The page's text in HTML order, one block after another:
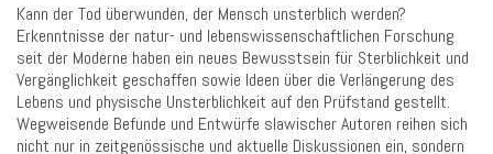
Kann der Tod überwunden, der Mensch unsterblich werden?
Erkenntnisse der natur- und lebenswissenschaftlichen Forschung
seit der Moderne haben ein neues Bewusstsein für Sterblichkeit und
Vergänglichkeit geschaffen sowie Ideen über die Verlängerung des
Lebens und physische Unsterblichkeit auf den Prüfstand gestellt.
Wegweisende Befunde und Entwürfe slawischer Autoren reihen sich
nicht nur in zeitgenössische und aktuelle Diskussionen ein, sondern